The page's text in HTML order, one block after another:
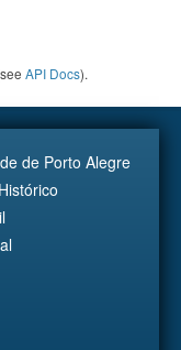
API Docs).
de Porto Alegre